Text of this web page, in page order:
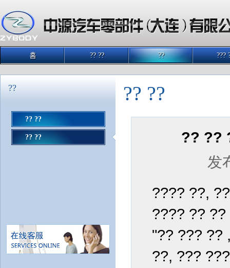
홈 ?? ?? ?? ???
??
?? ??
?? ??
?? ??
?? ??
发
???? ??,
???? ??
"?? ??? ??
??, ???